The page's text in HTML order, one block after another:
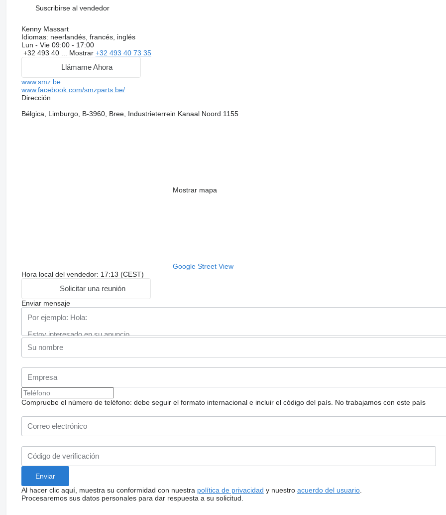
Suscribirse al vendedor
Kenny Massart
Idiomas: neerlandés, francés, inglés
Lun - Vie 09:00 - 17:00
+32 493 40 ... Mostrar +32 493 40 73 35
Llámame Ahora
www.smz.be
www.facebook.com/smzparts.be/
Dirección
Bélgica, Limburgo, B-3960, Bree, Industrieterrein Kanaal Noord 1155
Mostrar mapa
Google Street View
Hora local del vendedor: 17:13 (CEST)
Solicitar una reunión
Enviar mensaje
Compruebe el número de teléfono: debe seguir el formato internacional e incluir el código del país. No trabajamos con este país
Al hacer clic aquí, muestra su conformidad con nuestra política de privacidad y nuestro acuerdo del usuario.
Procesaremos sus datos personales para dar respuesta a su solicitud.